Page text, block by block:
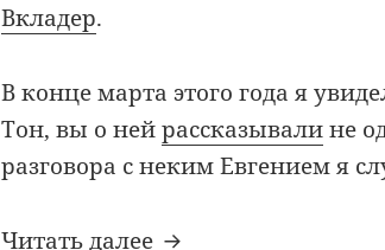
Вкладер.
В конце марта этого года я
Tон, вы о нейрассказывалине
разговора с неким Евгением я
Читать далее Delta Ton: грубые